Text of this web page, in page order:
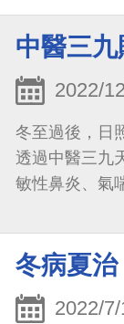
圍腦中風，需
積，中醫大附
CT, NCCT）
劑進行腦部灌
評估的準確性
「iStroke腦中
CT腦部影像，
助醫師判斷其
中醫三
2022/
冬至過後，日
透過中醫三九
敏性鼻炎、氣
冬病夏
2022/